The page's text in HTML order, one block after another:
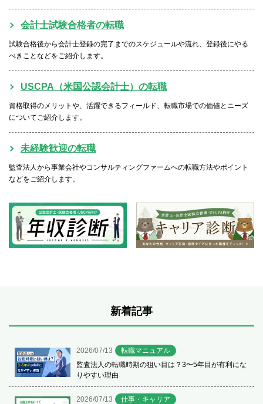
会計士試験合格者の転職
試験合格後から会計士登録の完了までのスケジュールや流れ、登録後にやる
べきことなどをご紹介します。
USCPA（米国公認会計士）の転職
資格取得のメリットや、活躍できるフィールド、転職市場での価値とニーズ
についてご紹介します。
未経験歓迎の転職
監査法人から事業会社やコンサルティングファームへの転職方法やポイント
などをご紹介します。
新着記事
2026/07/13
転職マニュアル
監査法人の転職時期の狙い目は？3〜5年目が有利にな
りやすい理由
2026/07/13
仕事・キャリア